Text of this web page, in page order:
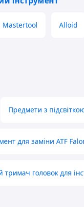
Mastertool Alloid
Предмети з
для заміни ATF
тримач головок для